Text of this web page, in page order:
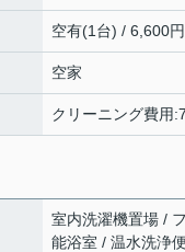
空有(1台) / 6,600
空家
クリーニング費用
室内洗濯機置場 /
能浴室 / 温水洗浄